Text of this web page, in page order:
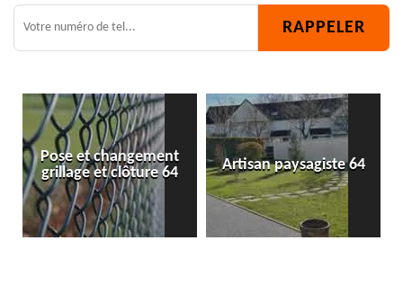
Artisan paysagiste 64 Bûcheron 64